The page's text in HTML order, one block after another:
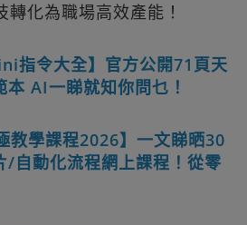
化為職場高效產能！
指令大全】官方公開71頁天
AI一睇就知你問乜！
教學課程2026】一文睇晒30
自動化流程網上課程！從零